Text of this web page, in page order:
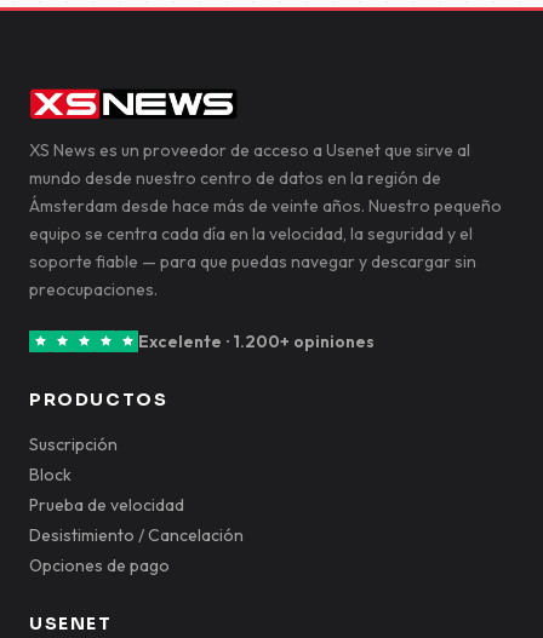
XS News es un proveedor de acceso a Usenet que sirve al
mundo desde nuestro centro de datos en la región de
Ámsterdam desde hace más de veinte años. Nuestro pequeño
equipo se centra cada día en la velocidad, la seguridad y el
soporte fiable — para que puedas navegar y descargar sin
preocupaciones.
Excelente · 1.200+ opiniones
PRODUCTOS
Suscripción
Block
Prueba de velocidad
Desistimiento / Cancelación
Opciones de pago
USENET